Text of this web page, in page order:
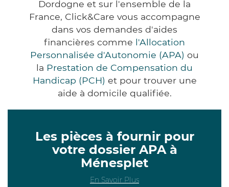
Dordogne et sur l'ensemble de la
France, Click&Care vous accompagne
dans vos demandes d'aides
financières comme l'Allocation
Personnalisée d'Autonomie (APA) ou
la Prestation de Compensation du
Handicap (PCH) et pour trouver une
aide à domicile qualifiée.
Les pièces à fournir pour
votre dossier APA à
Ménesplet
En Savoir Plus